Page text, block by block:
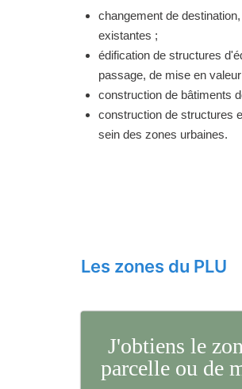
changement de
existantes ;
édification de structures
passage, de mise en
construction de bâtiments
construction de structures
sein des zones urbaines.
Les zones du PLU
J'obtiens le
parcelle ou de